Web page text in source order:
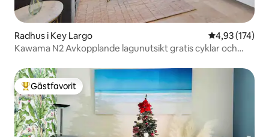
Radhus i Key Largo 4,93 av 5 i
4,93 (174)
Kawama N2 Avkopplande lagunutsikt gratis cyklar och
Populär gästfavorit
Gästfavorit